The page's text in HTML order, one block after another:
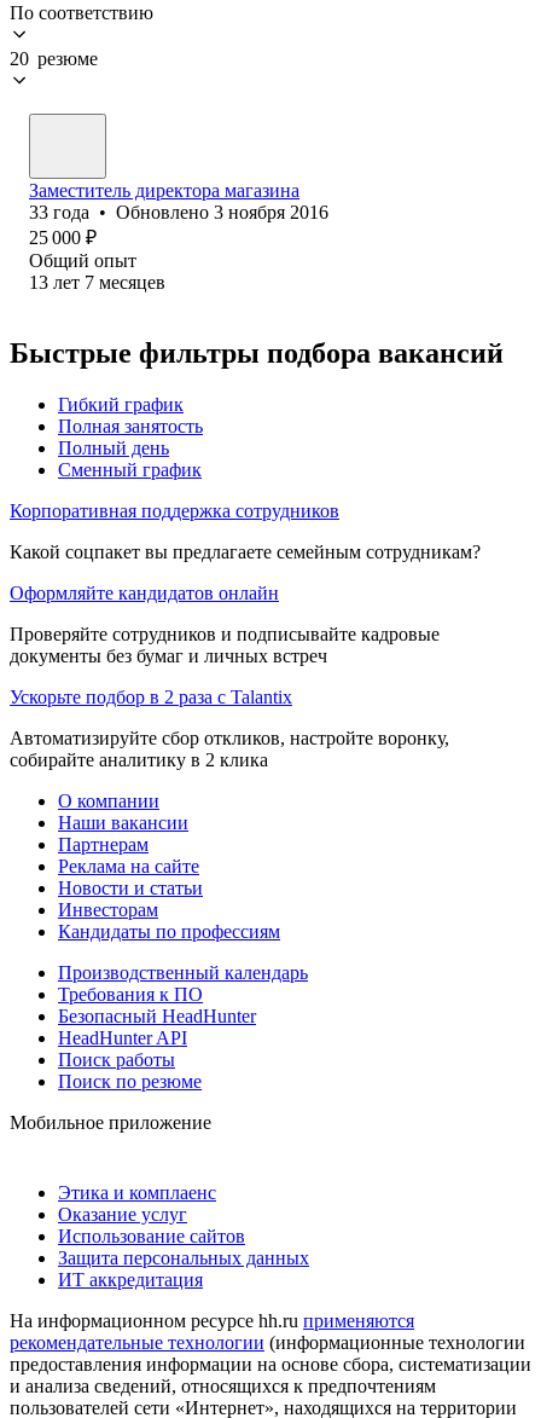
По соответствию
20 резюме
Заместитель директора магазина
33 года • Обновлено 3 ноября 2016
25 000 ₽
Общий опыт
13 лет 7 месяцев
Быстрые фильтры подбора вакансий
Гибкий график
Полная занятость
Полный день
Сменный график
Корпоративная поддержка сотрудников
Какой соцпакет вы предлагаете семейным сотрудникам?
Оформляйте кандидатов онлайн
Проверяйте сотрудников и подписывайте кадровые
документы без бумаг и личных встреч
Ускорьте подбор в 2 раза с Talantix
Автоматизируйте сбор откликов, настройте воронку,
собирайте аналитику в 2 клика
О компании
Наши вакансии
Партнерам
Реклама на сайте
Новости и статьи
Инвесторам
Кандидаты по профессиям
Производственный календарь
Требования к ПО
Безопасный HeadHunter
HeadHunter API
Поиск работы
Поиск по резюме
Мобильное приложение
Этика и комплаенс
Оказание услуг
Использование сайтов
Защита персональных данных
ИТ аккредитация
На информационном ресурсе hh.ru применяются
рекомендательные технологии (информационные технологии
предоставления информации на основе сбора, систематизации
и анализа сведений, относящихся к предпочтениям
пользователей сети «Интернет», находящихся на территории